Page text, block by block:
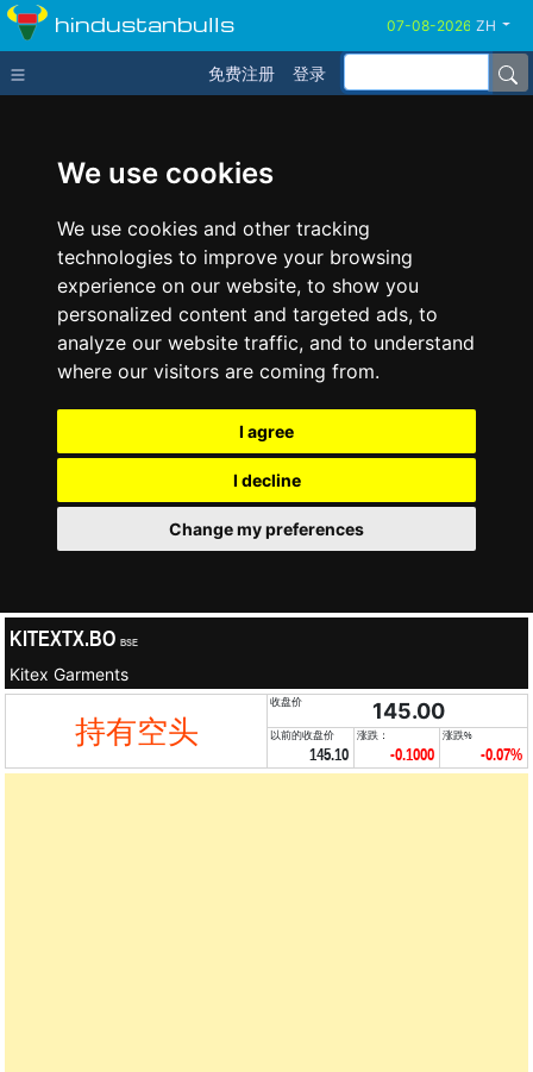
We use cookies
We use cookies and other tracking
technologies to improve your browsing
experience on our website, to show you
personalized content and targeted ads, to
analyze our website traffic, and to understand
where our visitors are coming from.
I agree
I decline
Change my preferences
hindustanbulls ZH
免费注册 登录
KITEXTX.BO BSE
Kitex Garments
持有空头
收盘价 145.00
以前的收盘价
145.10
涨跌：
-0.1000
涨跌%
-0.07%